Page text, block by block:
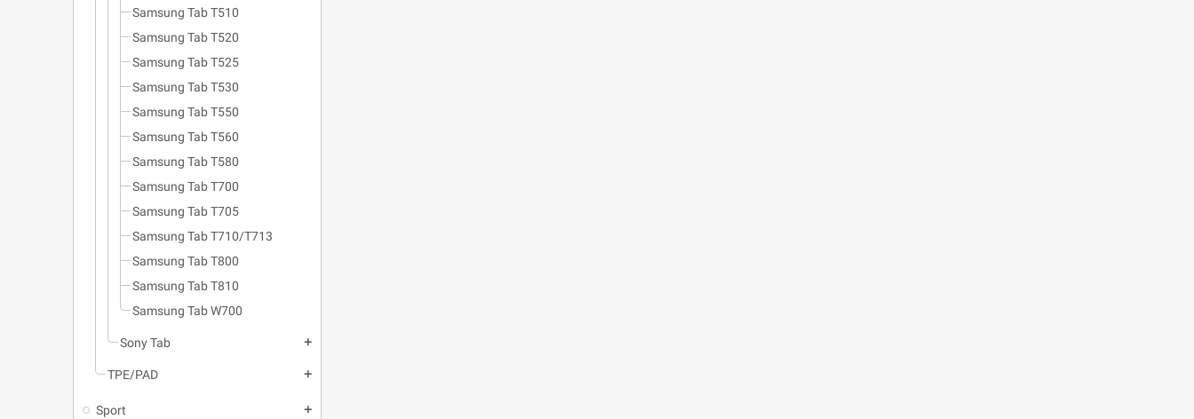
Samsung Tab T510
Samsung Tab T520
Samsung Tab T525
Samsung Tab T530
Samsung Tab T550
Samsung Tab T560
Samsung Tab T580
Samsung Tab T700
Samsung Tab T705
Samsung Tab T710/T713
Samsung Tab T800
Samsung Tab T810
Samsung Tab W700
Sony Tab add
TPE/PAD add
Sport add